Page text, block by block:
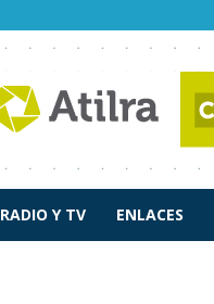
RADIO Y TV ENLACES